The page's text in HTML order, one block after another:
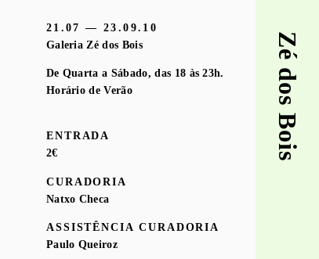
Zé dos Bois
21.07 — 23.09.10
Galeria Zé dos Bois
De Quarta a Sábado, das 18 às 23h.
Horário de Verão
ENTRADA
2€
CURADORIA
Natxo Checa
ASSISTÊNCIA CURADORIA
Paulo Queiroz